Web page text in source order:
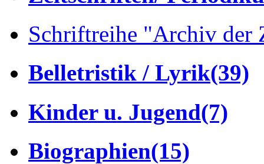
Schriftreihe "Archiv der
Belletristik / Lyrik(39)
Kinder u. Jugend(7)
Biographien(15)